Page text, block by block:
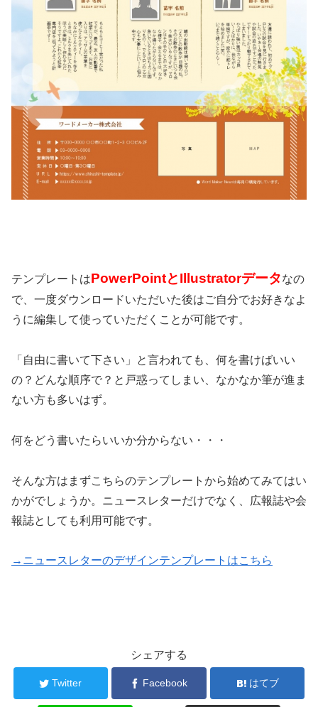
テンプレートはPowerPointとIllustratorデータなの
で、一度ダウンロードいただいた後はご自分でお好きなよ
うに編集して使っていただくことが可能です。
「自由に書いて下さい」と言われても、何を書けばいい
の？どんな順序で？と戸惑ってしまい、なかなか筆が進ま
ない方も多いはず。
何をどう書いたらいいか分からない・・・
そんな方はまずこちらのテンプレートから始めてみてはい
かがでしょうか。ニュースレターだけでなく、広報誌や会
報誌としても利用可能です。
→ニュースレターのデザインテンプレートはこちら
シェアする
Twitter Facebook はてブ